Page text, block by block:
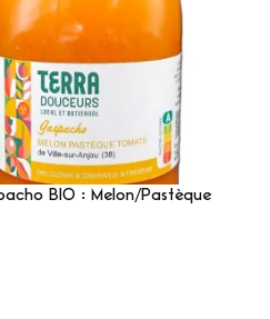
BIO : Melon/Pastèque